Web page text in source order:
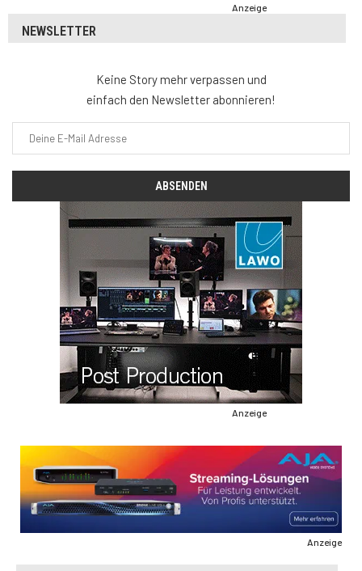
Anzeige
NEWSLETTER
Keine Story mehr verpassen und
einfach den Newsletter abonnieren!
Anzeige
Anzeige